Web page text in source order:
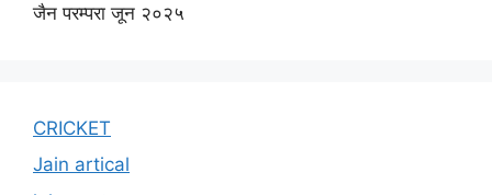
जैन परम्परा जून २०२५
CRICKET
Jain artical